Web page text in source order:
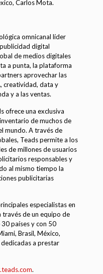
Carlos Mota.
omnicanal líder
digital
de medios digitales
a punta, la plataforma
aprovechar las
creatividad, data y
y a las ventas.
ofrece una exclusiva
de muchos de
mundo. A través de
Teads permite a los
de millones de usuarios
responsables y
al mismo tiempo la
publicitarias
especialistas en
través de un equipo de
países y con 50
Brasil, México,
a prestar
.